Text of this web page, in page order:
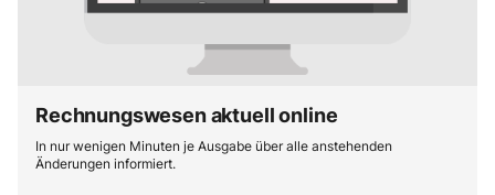
Rechnungswesen aktuell online
In nur wenigen Minuten je Ausgabe über alle anstehenden
Änderungen informiert.